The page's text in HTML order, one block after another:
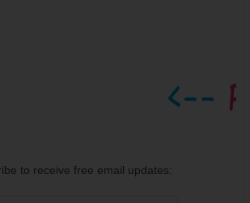
to receive free email updates: